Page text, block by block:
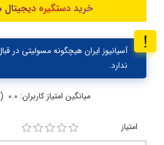
خرید دستگیره
آسیانیوز ایران هیچگونه مسولیتی در
ندارد.
میانگین امتیاز کاربران: 0.0 (0 رای)
امتیاز